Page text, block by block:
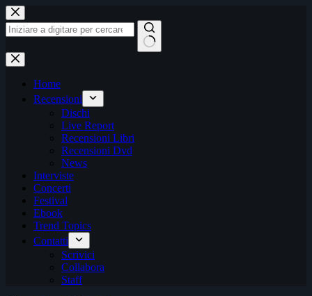
Salta
al
contenuto
Nessun
risultato
Home
Recensioni
Dischi
Live Report
Recensioni Libri
Recensioni Dvd
News
Interviste
Concerti
Festival
Ebook
Trend Topics
Contatti
Scrivici
Collabora
Staff